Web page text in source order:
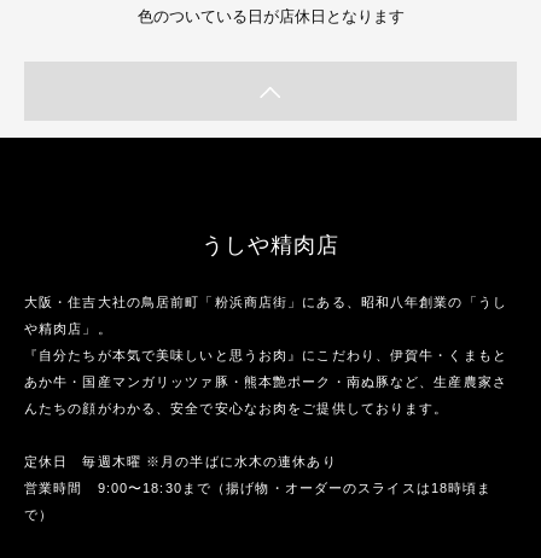
色のついている日が店休日となります
うしや精肉店
大阪・住吉大社の鳥居前町「粉浜商店街」にある、昭和八年創業の「うし
や精肉店」。
『自分たちが本気で美味しいと思うお肉』にこだわり、伊賀牛・くまもと
あか牛・国産マンガリッツァ豚・熊本艶ポーク・南ぬ豚など、生産農家さ
んたちの顔がわかる、安全で安心なお肉をご提供しております。
定休日 毎週木曜 ※月の半ばに水木の連休あり
営業時間 9:00〜18:30まで（揚げ物・オーダーのスライスは18時頃ま
で）